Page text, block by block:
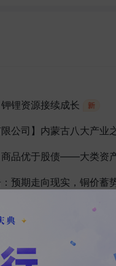
锂资源接续成长
公司】 内蒙古八大产业
商品优于股债——大类资
预期走向现实，铜价蓄
失控领域，铜铝复合材料
究院】 2026菲律宾铜